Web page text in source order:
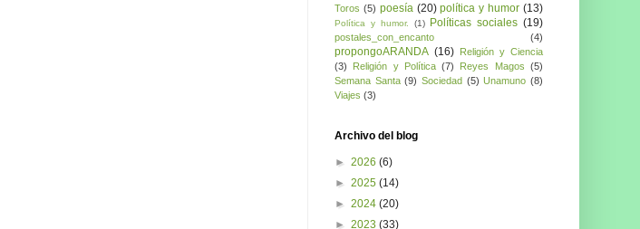
Toros (5) poesía (20) política y humor (13)
Política y humor. (1) Políticas sociales (19)
postales_con_encanto (4)
propongoARANDA (16) Religión y Ciencia
(3)
Religión y Política (7) Reyes Magos (5)
Semana Santa (9) Sociedad (5) Unamuno (8)
Viajes (3)
Archivo del blog
► 2026 (6)
► 2025 (14)
► 2024 (20)
► 2023 (33)